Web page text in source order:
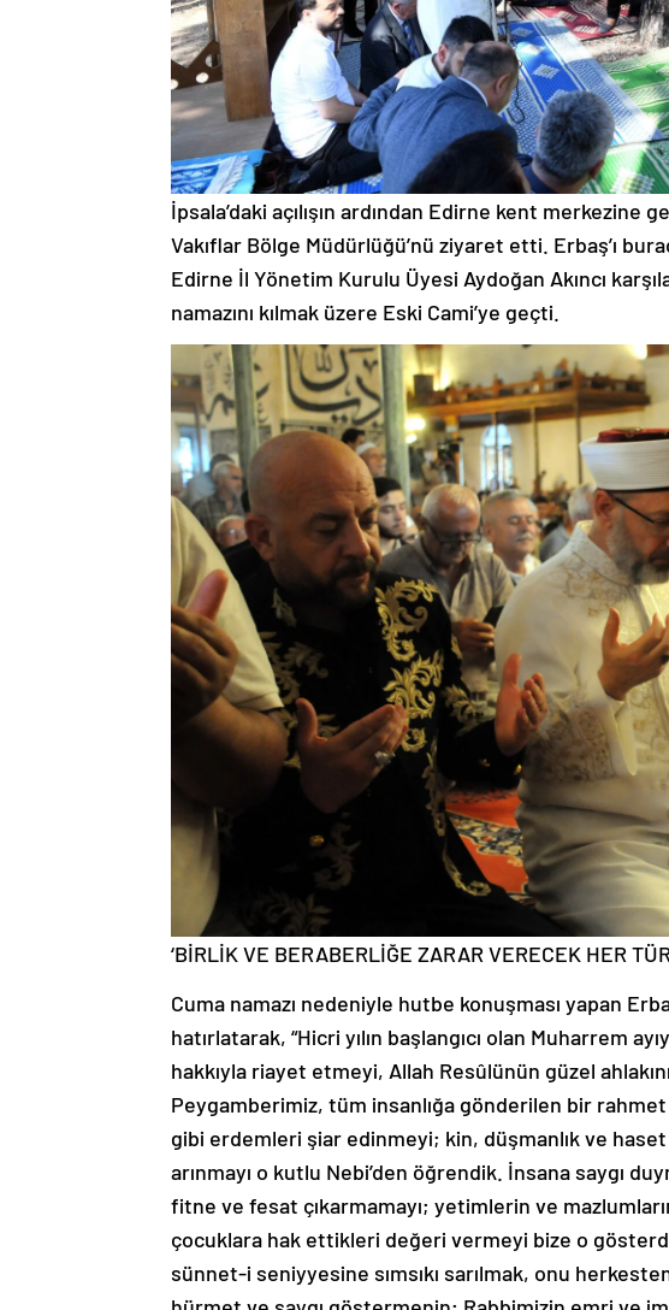
İpsala’daki açılışın ardından Edirne kent merkezine
Vakıflar Bölge Müdürlüğü’nü ziyaret etti. Erbaş’ı
Edirne İl Yönetim Kurulu Üyesi Aydoğan Akıncı
namazını kılmak üzere Eski Cami’ye geçti.
‘BİRLİK VE BERABERLİĞE ZARAR VERECEK HER
Cuma namazı nedeniyle hutbe konuşması yapan
hatırlatarak, “Hicri yılın başlangıcı olan Muharrem
hakkıyla riayet etmeyi, Allah Resûlünün güzel
Peygamberimiz, tüm insanlığa gönderilen bir
gibi erdemleri şiar edinmeyi; kin, düşmanlık ve
arınmayı o kutlu Nebi’den öğrendik. İnsana saygı
fitne ve fesat çıkarmamayı; yetimlerin ve
çocuklara hak ettikleri değeri vermeyi bize o
sünnet-i seniyyesine sımsıkı sarılmak, onu